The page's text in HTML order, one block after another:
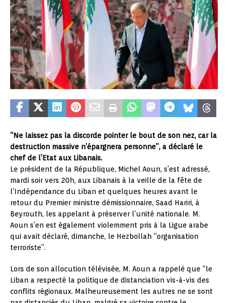
“Ne laissez pas la discorde pointer le bout de son nez, car la
destruction massive n’épargnera personne”, a déclaré le
chef de l’Etat aux Libanais.
Le président de la République, Michel Aoun, s’est adressé,
mardi soir vers 20h, aux Libanais à la veille de la fête de
l’Indépendance du Liban et quelques heures avant le
retour du Premier ministre démissionnaire, Saad Hariri, à
Beyrouth, les appelant à préserver l’unité nationale. M.
Aoun s’en est également violemment pris à la Ligue arabe
qui avait déclaré, dimanche, le Hezbollah “organisation
terroriste”.
Lors de son allocution télévisée, M. Aoun a rappelé que “le
Liban a respecté la politique de distanciation vis-à-vis des
conflits régionaux. Malheureusement les autres ne se sont